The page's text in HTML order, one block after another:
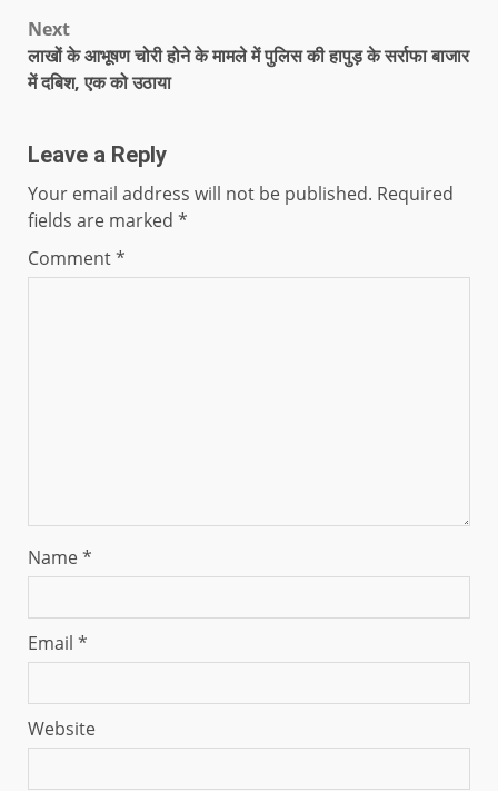
Next
लाखों के आभूषण चोरी होने के मामले में पुलिस की हापुड़ के सर्राफा बाजार
में दबिश, एक को उठाया
Leave a Reply
Your email address will not be published. Required
fields are marked *
Comment*
Name*
Email *
Website